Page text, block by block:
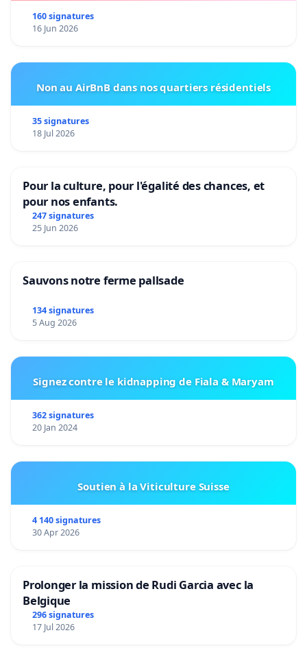
160 signatures
16 Jun 2026
Non au AirBnB dans nos quartiers résidentiels
35 signatures
18 Jul 2026
Pour la culture, pour l'égalité des chances, et
pour nos enfants.
247 signatures
25 Jun 2026
Sauvons notre ferme pallsade
134 signatures
5 Aug 2026
Signez contre le kidnapping de Fiala & Maryam
362 signatures
20 Jan 2024
Soutien à la Viticulture Suisse
4 140 signatures
30 Apr 2026
Prolonger la mission de Rudi Garcia avec la
Belgique
296 signatures
17 Jul 2026